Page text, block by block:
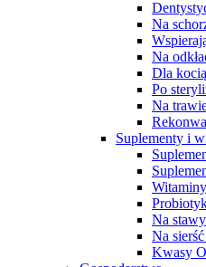
Na
Na
Dla
Po
Na
Suplementy i
Na
Na
Kwasy